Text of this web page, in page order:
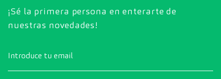
¡Sé la primera persona en enterarte de
nuestras novedades!
Introduce tu email